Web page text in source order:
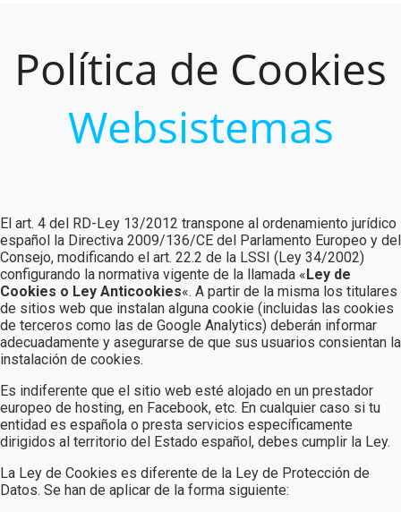
Política de Cookies
Websistemas
El art. 4 del RD-Ley 13/2012 transpone al ordenamiento jurídico
español la Directiva 2009/136/CE del Parlamento Europeo y del
Consejo, modificando el art. 22.2 de la LSSI (Ley 34/2002)
configurando la normativa vigente de la llamada «Ley de
Cookies o Ley Anticookies«. A partir de la misma los titulares
de sitios web que instalan alguna cookie (incluidas las cookies
de terceros como las de Google Analytics) deberán informar
adecuadamente y asegurarse de que sus usuarios consientan la
instalación de cookies.
Es indiferente que el sitio web esté alojado en un prestador
europeo de hosting, en Facebook, etc. En cualquier caso si tu
entidad es española o presta servicios específicamente
dirigidos al territorio del Estado español, debes cumplir la Ley.
La Ley de Cookies es diferente de la Ley de Protección de
Datos. Se han de aplicar de la forma siguiente: